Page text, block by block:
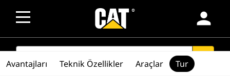
person
SEARCH
Avantajları Teknik Özellikler Araçlar Tur